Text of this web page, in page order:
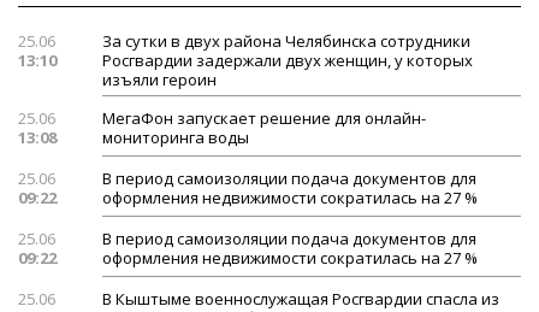
25.06
13:10
За сутки в двух района Челябинска сотрудники
Росгвардии задержали двух женщин, у которых
изъяли героин
25.06
13:08
МегаФон запускает решение для онлайн-
мониторинга воды
25.06
09:22
В период самоизоляции подача документов для
оформления недвижимости сократилась на 27 %
25.06
09:22
В период самоизоляции подача документов для
оформления недвижимости сократилась на 27 %
25.06
В Кыштыме военнослужащая Росгвардии спасла из